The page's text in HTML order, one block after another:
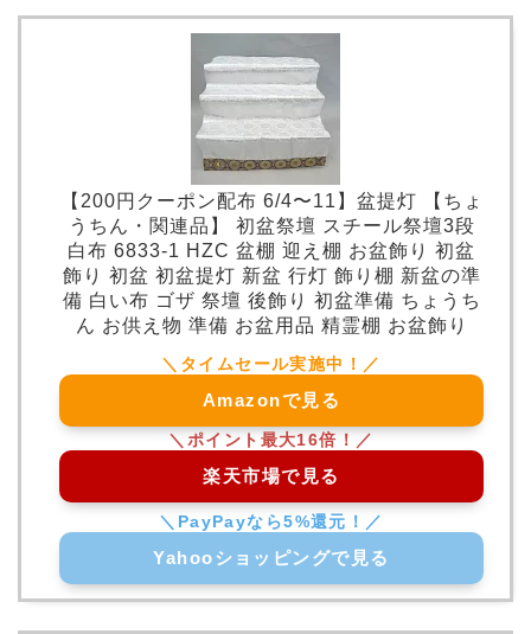
【200円クーポン配布 6/4〜11】盆提灯 【ちょ
うちん・関連品】 初盆祭壇 スチール祭壇3段
白布 6833-1 HZC 盆棚 迎え棚 お盆飾り 初盆
飾り 初盆 初盆提灯 新盆 行灯 飾り棚 新盆の準
備 白い布 ゴザ 祭壇 後飾り 初盆準備 ちょうち
ん お供え物 準備 お盆用品 精霊棚 お盆飾り
Amazonで見る
楽天市場で見る
Yahooショッピングで見る